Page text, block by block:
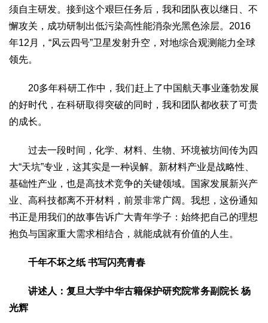
须自主研发。接到这个艰巨任务后，我和团队夜以继日、不
懈攻关，成功研制出低污染高性能消杂光黑色涂层。2016
年12月，“风云四号”卫星发射升空，对地综合观测能力全球
领先。
20多年科研工作中，我们赶上了中国航天事业蓬勃发展
的好时代，在科研取得突破的同时，我和团队都收获了可贵
的成长。
过去一段时间，化学、材料、生物、环境被坊间传为四
大“天坑”专业，这其实是一种误解。新材料产业是战略性、
基础性产业，也是高技术竞争的关键领域。国家发展新兴产
业、高科技都离不开材料，前景非常广阔。我想，这份通知
书正是用我们的故事告诉广大青年学子：始终把自己的理想
抱负与国家重大需求相结合，就能成就有价值的人生。
千年不坏之纸 书写闪亮青春
讲述人：复旦大学中华古籍保护研究院常务副院长 杨
光辉